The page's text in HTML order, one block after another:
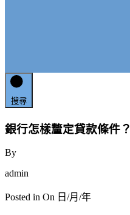
搜尋
銀行怎樣釐定貸款條件？
By
admin
Posted in On 日/月/年